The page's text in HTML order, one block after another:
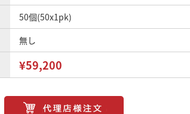
50個(50x1pk)
無し
¥59,200